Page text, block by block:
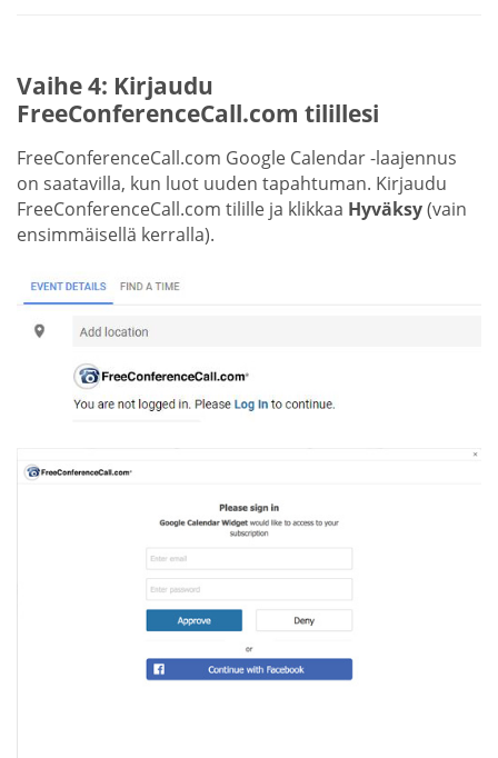
Vaihe 4: Kirjaudu
FreeConferenceCall.com tilillesi
FreeConferenceCall.com Google Calendar -laajennus
on saatavilla, kun luot uuden tapahtuman. Kirjaudu
FreeConferenceCall.com tilille ja klikkaa Hyväksy(vain
ensimmäisellä kerralla).